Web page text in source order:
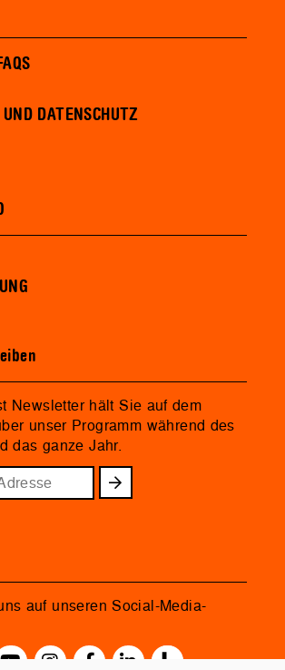
DATENSCHUTZ
Newsletter hält Sie auf dem
unser Programm während des
das ganze Jahr.
auf unseren Social-Media-